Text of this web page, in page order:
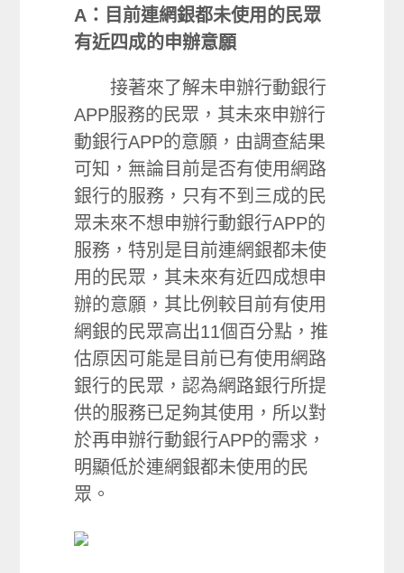
A：目前連網銀都未使用的民眾
有近四成的申辦意願
接著來了解未申辦行動銀行
APP服務的民眾，其未來申辦行
動銀行APP的意願，由調查結果
可知，無論目前是否有使用網路
銀行的服務，只有不到三成的民
眾未來不想申辦行動銀行APP的
服務，特別是目前連網銀都未使
用的民眾，其未來有近四成想申
辦的意願，其比例較目前有使用
網銀的民眾高出11個百分點，推
估原因可能是目前已有使用網路
銀行的民眾，認為網路銀行所提
供的服務已足夠其使用，所以對
於再申辦行動銀行APP的需求，
明顯低於連網銀都未使用的民
眾。